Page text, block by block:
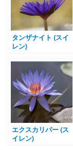
タンザナイト (スイ
レン)
エクスカリバー (ス
イレン)